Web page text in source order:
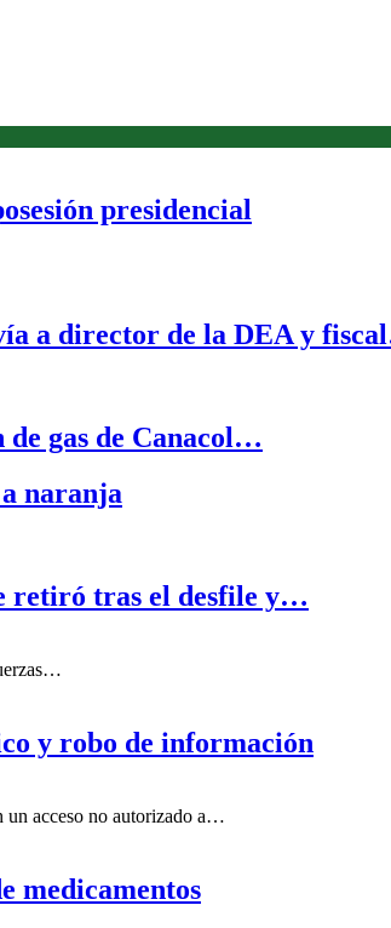
presidencial
a director de la DEA y
gas de Canacol…
naranja
retiró tras el desfile y…
y robo de información
un acceso no autorizado a…
medicamentos